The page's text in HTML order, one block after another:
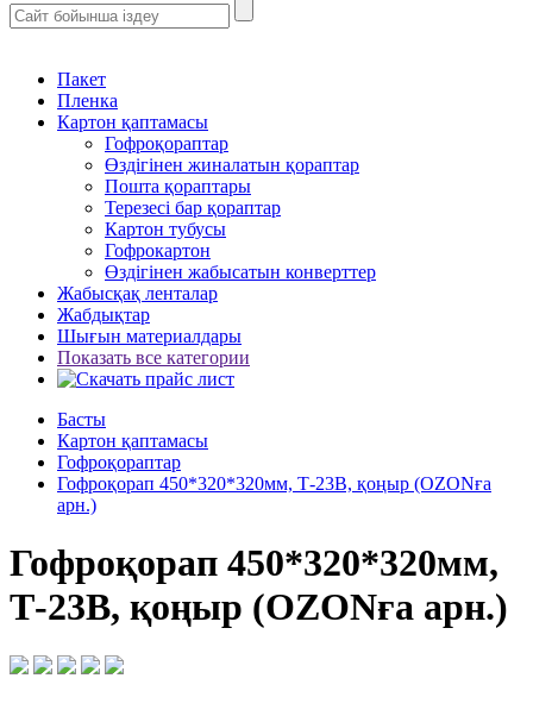
Пакет
Пленка
Картон қаптамасы
Гофроқораптар
Өздігінен жиналатын қораптар
Пошта қораптары
Терезесі бар қораптар
Картон тубусы
Гофрокартон
Өздігінен жабысатын конверттер
Жабысқақ ленталар
Жабдықтар
Шығын материалдары
Показать все категории
Басты
Картон қаптамасы
Гофроқораптар
Гофроқорап 450*320*320мм, Т-23В, қоңыр (OZONға
арн.)
Гофроқорап 450*320*320мм,
Т-23В, қоңыр (OZONға арн.)